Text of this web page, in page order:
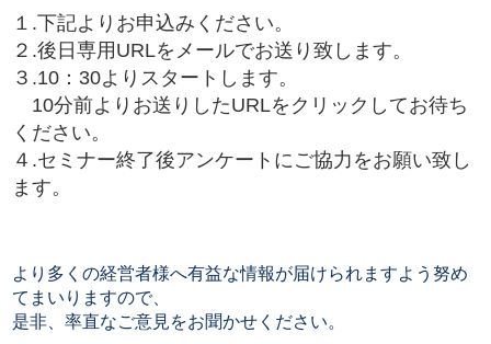
１.下記よりお申込みください。
２.後日専用URLをメールでお送り致します。
３.10：30よりスタートします。
10分前よりお送りしたURLをクリックしてお待ち
ください。
４.セミナー終了後アンケートにご協力をお願い致し
ます。
より多くの経営者様へ有益な情報が届けられますよう努め
てまいりますので、
是非、率直なご意見をお聞かせください。